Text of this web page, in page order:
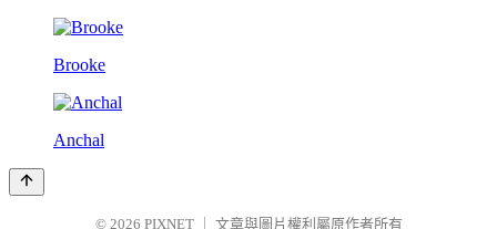
Brooke
Anchal
© 2026 PIXNET 文章與圖片權利屬原作者所有